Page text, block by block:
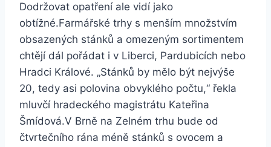
Dodržovat opatření ale vidí jako
obtížné.Farmářské trhy s menším množstvím
obsazených stánků a omezeným sortimentem
chtějí dál pořádat i v Liberci, Pardubicích nebo
Hradci Králové. „Stánků by mělo být nejvýše
20, tedy asi polovina obvyklého počtu,“ řekla
mluvčí hradeckého magistrátu Kateřina
Šmídová.V Brně na Zelném trhu bude od
čtvrtečního rána méně stánků s ovocem a